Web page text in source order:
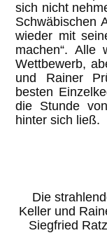
sich nicht
Schwäbischen
wieder mit
machen“. Alle
Wettbewerb,
und Rainer
besten
die Stunde
hinter sich ließ.
Die
Keller und
Siegfried